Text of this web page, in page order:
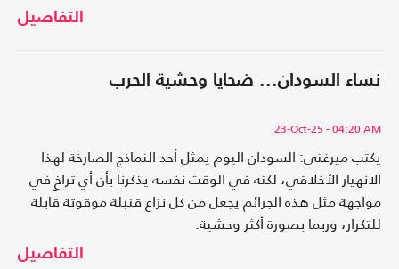
التفاصيل
نساء السودان... ضحايا وحشية الحرب
23-Oct-25 - 04:20 AM
يكتب ميرغني: السودان اليوم يمثل أحد النماذج الصارخة لهذا
الانهيار الأخلاقي، لكنه في الوقت نفسه يذكرنا بأن أي تراخٍ في
مواجهة مثل هذه الجرائم يجعل من كل نزاع قنبلة موقوتة قابلة
للتكرار، وربما بصورة أكثر وحشية.
التفاصيل